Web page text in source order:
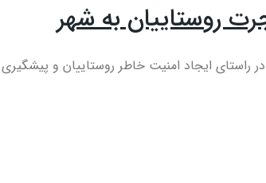
روستاییان به شهر
ایجاد امنیت خاطر روستاییان و